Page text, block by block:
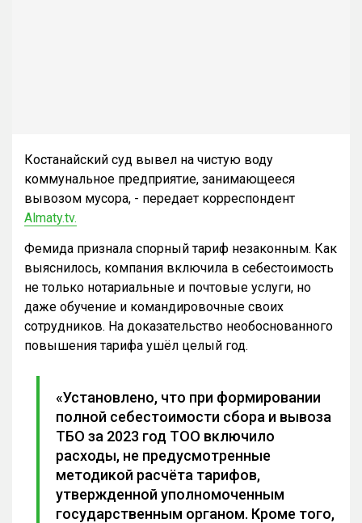
Костанайский суд вывел на чистую воду
коммунальное предприятие, занимающееся
вывозом мусора, - передает корреспондент
Almaty.tv.
Фемида признала спорный тариф незаконным. Как
выяснилось, компания включила в себестоимость
не только нотариальные и почтовые услуги, но
даже обучение и командировочные своих
сотрудников. На доказательство необоснованного
повышения тарифа ушёл целый год.
«Установлено, что при формировании
полной себестоимости сбора и вывоза
ТБО за 2023 год ТОО включило
расходы, не предусмотренные
методикой расчёта тарифов,
утвержденной уполномоченным
государственным органом. Кроме того,